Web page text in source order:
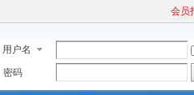
会员
用户名
密码